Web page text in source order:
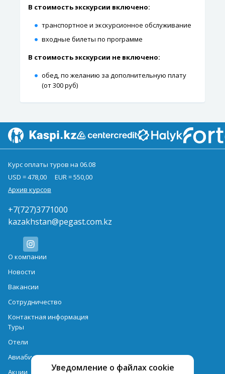
В стоимость экскурсии включено:
транспортное и экскурсионное обслуживание
входные билеты по программе
В стоимость экскурсии не включено:
обед, по желанию за дополнительную плату
(от 300 руб)
Уведомление о файлах cookie
Курс оплаты туров на 06.08
USD = 478,00
EUR = 550,00
Архив курсов
+7(727)3771000
kazakhstan@pegast.com.kz
О компании
Новости
Вакансии
Сотрудничество
Контактная информация
Туры
Отели
Авиабилеты
Акции